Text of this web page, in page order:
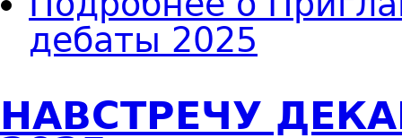
дебаты 2025
НАВСТРЕЧУ